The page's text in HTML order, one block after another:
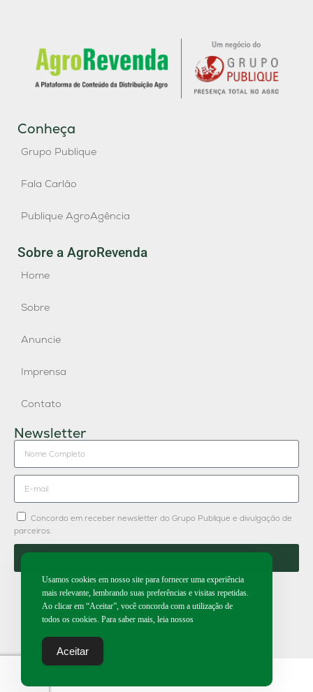
Conheça
Grupo Publique
Fala Carlão
Publique AgroAgência
Sobre a AgroRevenda
Home
Sobre
Anuncie
Imprensa
Contato
Newsletter
Concordo em receber newsletter do Grupo Publique e divulgação de
parceiros.
Usamos cookies em nosso site para fornecer uma experiência
mais relevante, lembrando suas preferências e visitas repetidas.
Ao clicar em “Aceitar”, você concorda com a utilização de
todos os cookies. Para saber mais, leia nossos
Aceitar